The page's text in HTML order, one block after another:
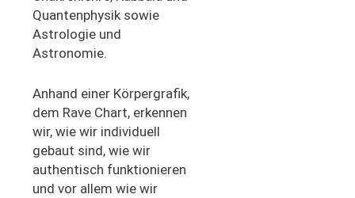
Quantenphysik sowie
Astrologie und
Astronomie.
Anhand einer Körpergrafik,
dem Rave Chart, erkennen
wir, wie wir individuell
gebaut sind, wie wir
authentisch funktionieren
und vor allem wie wir